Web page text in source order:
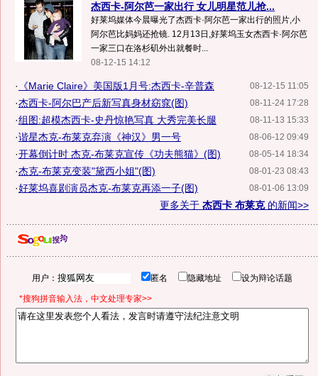
杰西卡-阿尔芭一家出行 女儿明星范儿抢...
好莱坞媒体今晨曝光了杰西卡·阿尔芭一家出行的照片,小
阿尔芭比妈妈还抢镜. 12月13日,好莱坞玉女杰西卡·阿尔芭
一家三口在洛杉矶外出就餐时...
08-12-15 14:12
08-12-15 11:05
· 《Marie Claire》美国版1月号:杰西卡-辛普森
08-11-24 17:28
·杰西卡-阿尔巴产后新写真身材窈窕(图)
08-11-13 15:33
·组图:超模杰西卡-史丹惊艳写真 大秀完美长腿
08-06-12 09:49
·谐星杰克-布莱克弃演《神汉》男一号
08-05-14 18:34
·开幕倒计时 杰克-布莱克宣传《功夫熊猫》(图)
08-01-23 08:43
·杰克-布莱克变装"黛西小姐"(图)
08-01-06 13:09
·好莱坞喜剧演员杰克-布莱克再添一子(图)
更多关于 杰西卡 布莱克的新闻>>
用户： 匿名 隐藏地址 设为辩论话题
*搜狗拼音输入法，中文处理专家>>